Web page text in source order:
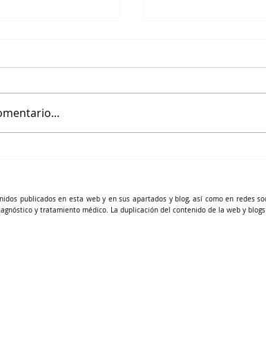
publicados en esta web y en sus apartados y blog, así como en redes
y tratamiento médico. La duplicación del contenido de la web y